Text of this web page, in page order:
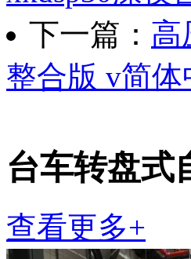
下一篇： 高
整合版 v简
台车转盘式
查看更多+